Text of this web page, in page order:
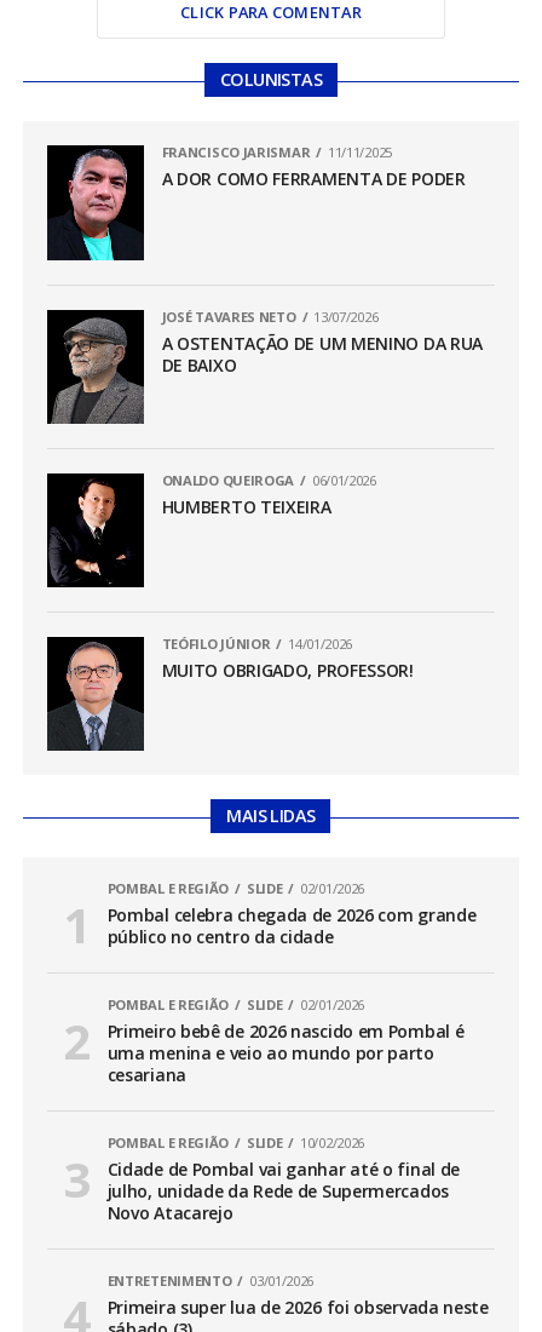
CLICK PARA COMENTAR
COLUNISTAS
FRANCISCO JARISMAR 11/11/2025
A DOR COMO FERRAMENTA DE PODER
JOSÉ TAVARES NETO 13/07/2026
A OSTENTAÇÃO DE UM MENINO DA RUA
DE BAIXO
ONALDO QUEIROGA 06/01/2026
HUMBERTO TEIXEIRA
TEÓFILO JÚNIOR 14/01/2026
MUITO OBRIGADO, PROFESSOR!
MAIS LIDAS
POMBAL E REGIÃO SLIDE 02/01/2026
Pombal celebra chegada de 2026 com grande
público no centro da cidade
POMBAL E REGIÃO SLIDE 02/01/2026
Primeiro bebê de 2026 nascido em Pombal é
uma menina e veio ao mundo por parto
cesariana
POMBAL E REGIÃO SLIDE 10/02/2026
Cidade de Pombal vai ganhar até o final de
julho, unidade da Rede de Supermercados
Novo Atacarejo
ENTRETENIMENTO 03/01/2026
Primeira super lua de 2026 foi observada neste